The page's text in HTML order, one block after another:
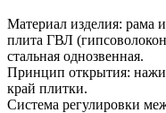
Материал изделия: рама
плита ГВЛ
стальная однозвенная.
Принцип открытия:
край плитки.
Система регулировки